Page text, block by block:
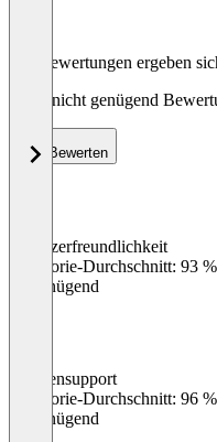
Die Bewertungen ergeben
Noch nicht genügend
Bewerten
Benutzerfreundlichkeit
Kategorie-Durchschnitt: 93 %
Ungenügend
Kundensupport
Kategorie-Durchschnitt: 96 %
Ungenügend